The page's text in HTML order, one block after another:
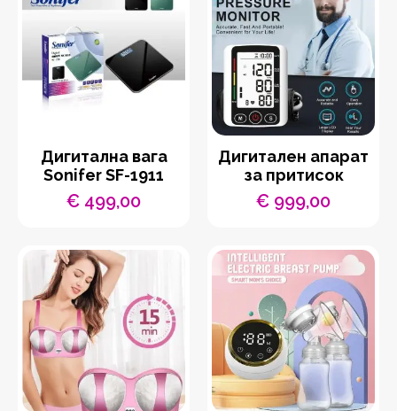
Дигитална вага
Sonifer SF-1911
€ 499,00
Дигитален апарат
за притисок
€ 999,00